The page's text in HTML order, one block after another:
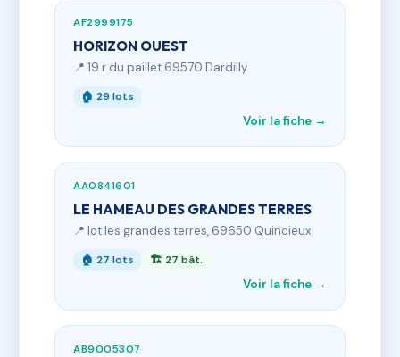
AF2999175
HORIZON OUEST
📍 19 r du paillet 69570 Dardilly
🏠 29 lots
Voir la fiche →
AA0841601
LE HAMEAU DES GRANDES TERRES
📍 lot les grandes terres, 69650 Quincieux
🏠 27 lots 🏗 27 bât.
Voir la fiche →
AB9005307